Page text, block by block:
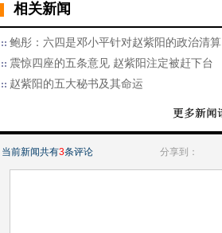
相关新闻
鲍彤：六四是邓小平针对赵紫阳的政治清算
震惊四座的五条意见 赵紫阳注定被赶下台
赵紫阳的五大秘书及其命运
当前新闻共有3条评论 分享到：